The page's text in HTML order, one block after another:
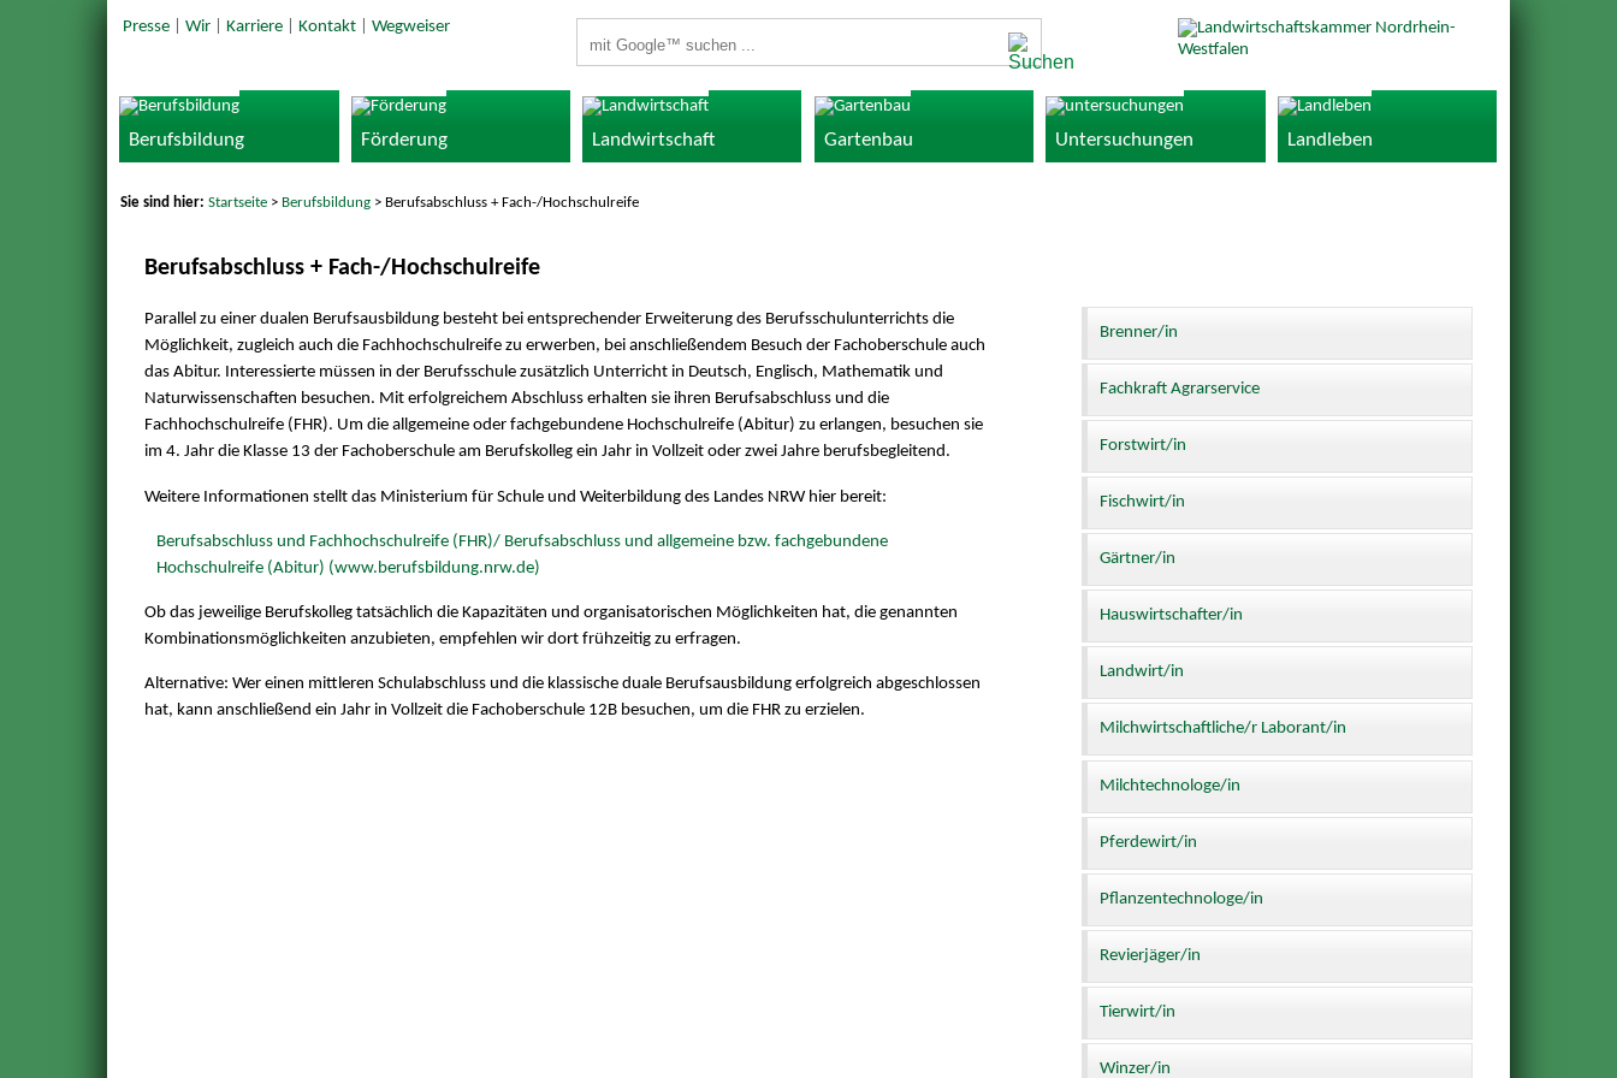
Presse| Wir| Karriere| Kontakt| Wegweiser
Berufsbildung Förderung Landwirtschaft Gartenbau Untersuchungen Landleben
Sie sind hier:Startseite > Berufsbildung > Berufsabschluss + Fach-/Hochschulreife
Berufsabschluss + Fach-/Hochschulreife
Parallel zu einer dualen Berufsausbildung besteht bei entsprechender Erweiterung des Berufsschulunterrichts die
Möglichkeit, zugleich auch die Fachhochschulreife zu erwerben, bei anschließendem Besuch der Fachoberschule auch
das Abitur. Interessierte müssen in der Berufsschule zusätzlich Unterricht in Deutsch, Englisch, Mathematik und
Naturwissenschaften besuchen. Mit erfolgreichem Abschluss erhalten sie ihren Berufsabschluss und die
Fachhochschulreife (FHR). Um die allgemeine oder fachgebundene Hochschulreife (Abitur) zu erlangen, besuchen sie
im 4. Jahr die Klasse 13 der Fachoberschule am Berufskolleg ein Jahr in Vollzeit oder zwei Jahre berufsbegleitend.
Weitere Informationen stellt das Ministerium für Schule und Weiterbildung des Landes NRW hier bereit:
Berufsabschluss und Fachhochschulreife (FHR)/ Berufsabschluss und allgemeine bzw. fachgebundene
Hochschulreife (Abitur) (www.berufsbildung.nrw.de)
Ob das jeweilige Berufskolleg tatsächlich die Kapazitäten und organisatorischen Möglichkeiten hat, die genannten
Kombinationsmöglichkeiten anzubieten, empfehlen wir dort frühzeitig zu erfragen.
Alternative: Wer einen mittleren Schulabschluss und die klassische duale Berufsausbildung erfolgreich abgeschlossen
hat, kann anschließend ein Jahr in Vollzeit die Fachoberschule 12B besuchen, um die FHR zu erzielen.
Brenner/in
Fachkraft Agrarservice
Forstwirt/in
Fischwirt/in
Gärtner/in
Hauswirtschafter/in
Landwirt/in
Milchwirtschaftliche/r Laborant/in
Milchtechnologe/in
Pferdewirt/in
Pflanzentechnologe/in
Revierjäger/in
Tierwirt/in
Winzer/in